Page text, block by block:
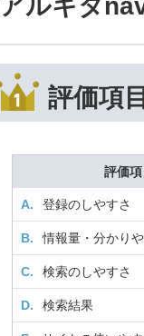
アルキタ
評価項
評価項
A. 登録のしやすさ
B. 情報量・分かり
C. 検索のしやすさ
D. 検索結果